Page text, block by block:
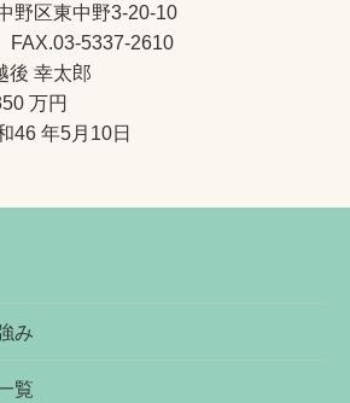
野区東中野3-20-10
5337-2610
幸太郎
万円
年5月10日
み
覧